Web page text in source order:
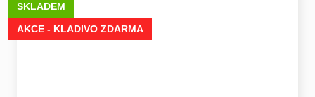
SKLADEM
AKCE - KLADIVO ZDARMA